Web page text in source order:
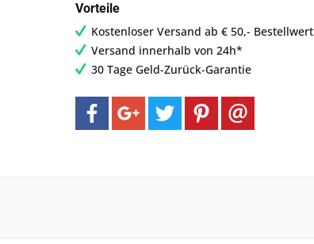
Vorteile
Kostenloser Versand ab € 50,- Bestellwert
Versand innerhalb von 24h*
30 Tage Geld-Zurück-Garantie